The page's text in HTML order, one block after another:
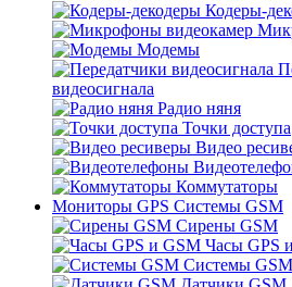
Кодеры-
Модемы
видеосигнала
Радио няня
Точки доступа
Видео
Коммутаторы
Мониторы GPS Системы GSM
Сирены GSM
Часы GPS
Системы GSM